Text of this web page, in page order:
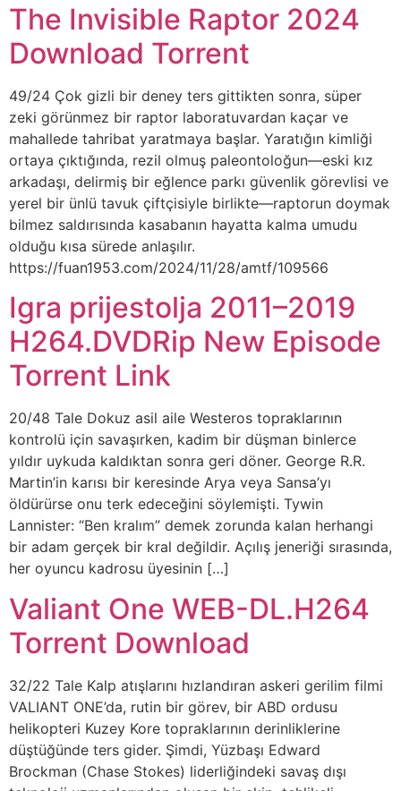
The Invisible Raptor 2024
Download Torrent
49/24 Çok gizli bir deney ters gittikten sonra, süper
zeki görünmez bir raptor laboratuvardan kaçar ve
mahallede tahribat yaratmaya başlar. Yaratığın kimliği
ortaya çıktığında, rezil olmuş paleontoloğun—eski kız
arkadaşı, delirmiş bir eğlence parkı güvenlik görevlisi ve
yerel bir ünlü tavuk çiftçisiyle birlikte—raptorun doymak
bilmez saldırısında kasabanın hayatta kalma umudu
olduğu kısa sürede anlaşılır.
https://fuan1953.com/2024/11/28/amtf/109566
Igra prijestolja 2011–2019
H264.DVDRip New Episode
Torrent Link
20/48 Tale Dokuz asil aile Westeros topraklarının
kontrolü için savaşırken, kadim bir düşman binlerce
yıldır uykuda kaldıktan sonra geri döner. George R.R.
Martin’in karısı bir keresinde Arya veya Sansa’yı
öldürürse onu terk edeceğini söylemişti. Tywin
Lannister: “Ben kralım” demek zorunda kalan herhangi
bir adam gerçek bir kral değildir. Açılış jeneriği sırasında,
her oyuncu kadrosu üyesinin […]
Valiant One WEB-DL.H264
Torrent Download
32/22 Tale Kalp atışlarını hızlandıran askeri gerilim filmi
VALIANT ONE’da, rutin bir görev, bir ABD ordusu
helikopteri Kuzey Kore topraklarının derinliklerine
düştüğünde ters gider. Şimdi, Yüzbaşı Edward
Brockman (Chase Stokes) liderliğindeki savaş dışı